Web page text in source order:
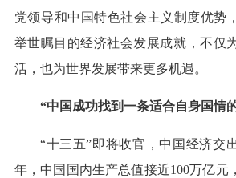
党领导和中国特色社会主义制度优势
举世瞩目的经济社会发展成就，不仅
活，也为世界发展带来更多机遇。
“中国成功找到一条适合自身国情
“十三五”即将收官，中国经济交
年，中国国内生产总值接近100万亿元